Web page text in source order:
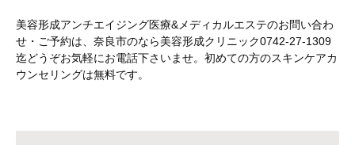
美容形成アンチエイジング医療&メディカルエステのお問い合わ
せ・ご予約は、奈良市のなら美容形成クリニック0742-27-1309
迄どうぞお気軽にお電話下さいませ。初めての方のスキンケアカ
ウンセリングは無料です。